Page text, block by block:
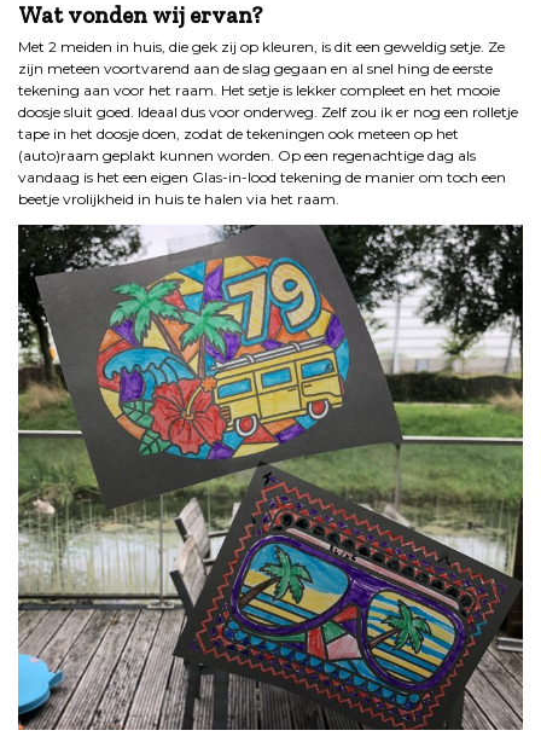
Wat vonden wij ervan?
Met 2 meiden in huis, die gek zij op kleuren, is dit een geweldig setje. Ze
zijn meteen voortvarend aan de slag gegaan en al snel hing de eerste
tekening aan voor het raam. Het setje is lekker compleet en het mooie
doosje sluit goed. Ideaal dus voor onderweg. Zelf zou ik er nog een rolletje
tape in het doosje doen, zodat de tekeningen ook meteen op het
(auto)raam geplakt kunnen worden. Op een regenachtige dag als
vandaag is het een eigen Glas-in-lood tekening de manier om toch een
beetje vrolijkheid in huis te halen via het raam.